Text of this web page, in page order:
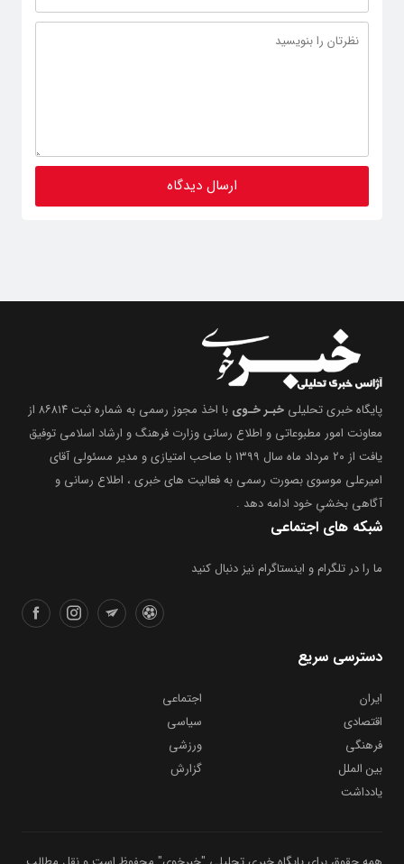
پایگاه خبری تحلیلی خبـر خـوی
با اخذ مجوز رسمی به شماره ثبت ۸۶۸۱۴ از
معاونت امور مطبوعاتی و اطلاع رسانی وزارت فرهنگ و ارشاد اسلامی توفیق
یافت از ۲۰ مرداد ماه سال ۱۳۹۹ با صاحب امتیازی و مدیر مسئولی آقای
امیرعلی موسوی بصورت رسمی به فعالیت های خبری ، اطلاع رسانی و
آگاهی بخشیِ خود ادامه دهد .
شبکه های اجتماعی
ما را در تلگرام و اینستاگرام نیز دنبال کنید
دسترسی سریع
ایران
اجتماعی
اقتصادی
سیاسی
فرهنگی
ورزشی
بین الملل
گزارش
یادداشت